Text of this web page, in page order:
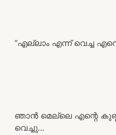
“എല്ലാം എന്ന് വെച്ച
ഞാൻ മെല്ലെ എന്റെ
വെച്ചു…